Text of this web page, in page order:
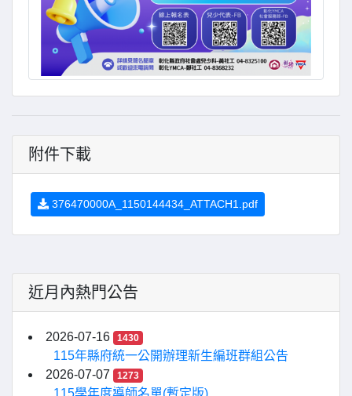
附件下載
376470000A_1150144434_ATTACH1.pdf
近月內熱門公告
2026-07-16 1430
115年縣府統一公開辦理新生編班群組公告
2026-07-07
1273